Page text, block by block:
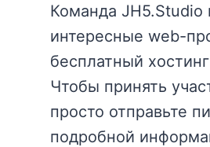
Команда JH5.Studio
интересные web-
бесплатный
Чтобы принять
просто отправьте
подробной